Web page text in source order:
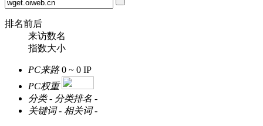
排名前后
来访数名
指数大小
PC来路 0 ~ 0 IP
PC权重
分类 - 分类排名 -
关键词 - 相关词 -